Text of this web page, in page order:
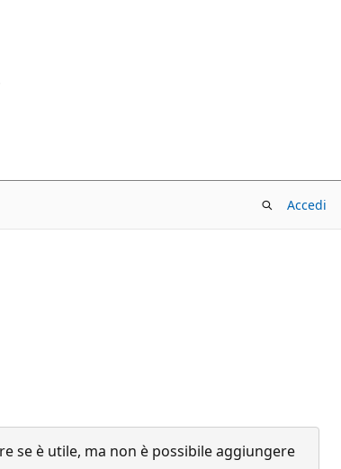
Accedi
se è utile, ma non è possibile aggiungere